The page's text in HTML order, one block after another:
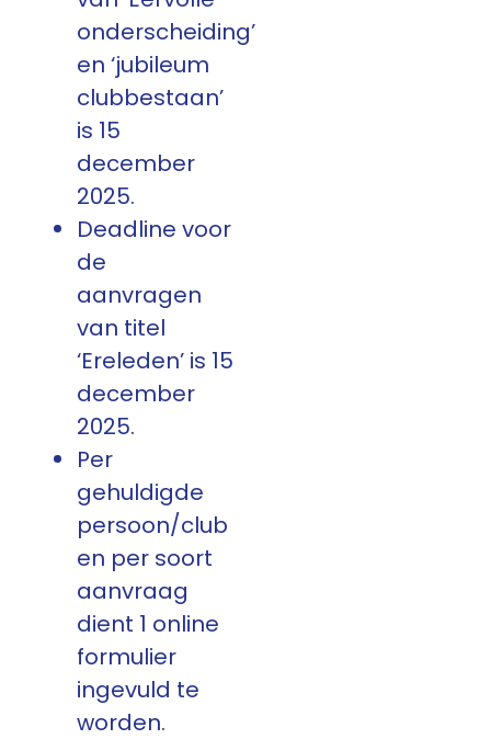
onderscheiding’
en ‘jubileum
clubbestaan’
is 15
december
2025.
Deadline voor
de
aanvragen
van titel
‘Ereleden’ is 15
december
2025.
Per
gehuldigde
persoon/club
en per soort
aanvraag
dient 1 online
formulier
ingevuld te
worden.